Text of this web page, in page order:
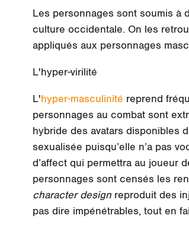
Les personnages sont soumis à
culture occidentale. On les
appliqués aux personnages
L'hyper-virilité
L'hyper-masculinité reprend
personnages au combat sont
hybride des avatars disponibles
sexualisée puisqu’elle n’a pas
d’affect qui permettra au joueur
personnages sont censés les
character designreproduit des
pas dire impénétrables, tout en